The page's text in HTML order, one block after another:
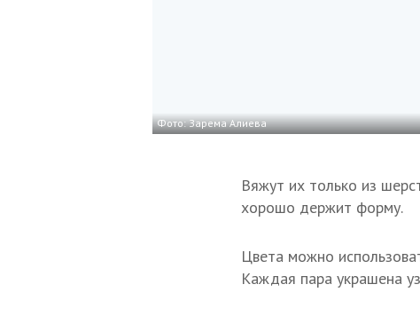
Фото: Зарема Алиева
Вяжут их только из
хорошо держит форму.
Цвета можно
Каждая пара украшена